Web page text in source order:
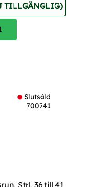
TILLGÄNGLIG)
Slutsåld
700741
Strl. 36 till 41